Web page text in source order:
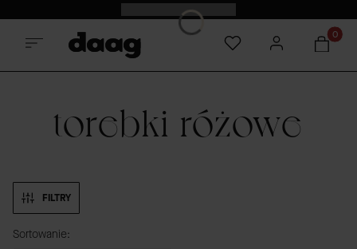
Odkryj nowości -15%
torebki różowe
FILTRY
Lista produktów
Sortowanie: